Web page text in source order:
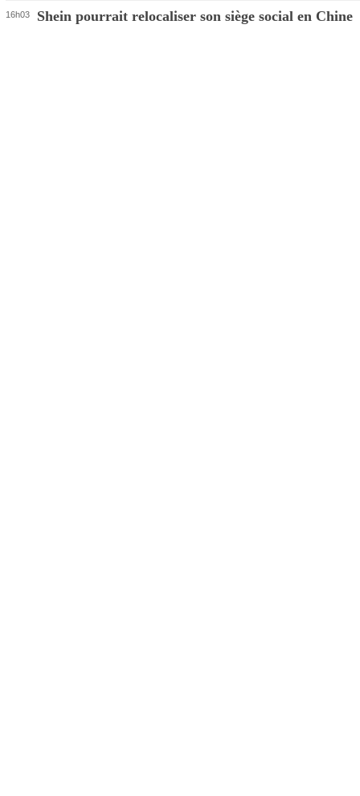
16h03 Shein pourrait relocaliser son siège social en Chine